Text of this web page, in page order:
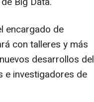
encargado de
con talleres y más
desarrollos del
e investigadores de